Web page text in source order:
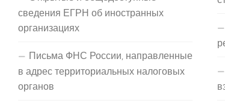
сведения ЕГРН об иностранных
организациях
Письма ФНС России, направленные
в адрес территориальных налоговых
органов